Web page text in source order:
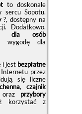
to doskonałe
sercu Sopotu.
?, dostępny na
Dodatkowo,
dla osób
wygodę dla
i jest bezpłatne
przez
się liczne
,czajnik
przybory
korzystać z